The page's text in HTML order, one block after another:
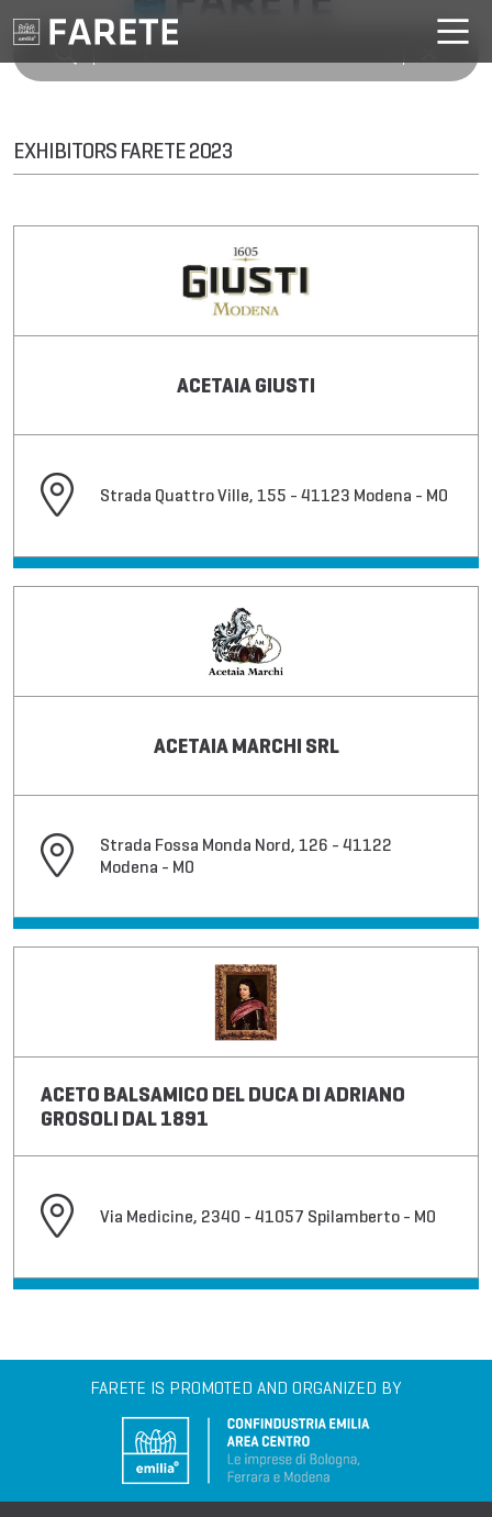
EXHIBITORS FARETE 2023
ACETAIA GIUSTI
Strada Quattro Ville, 155 - 41123 Modena - MO
ACETAIA MARCHI SRL
Strada Fossa Monda Nord, 126 - 41122
Modena - MO
ACETO BALSAMICO DEL DUCA DI ADRIANO
GROSOLI DAL 1891
Via Medicine, 2340 - 41057 Spilamberto - MO
FARETE IS PROMOTED AND ORGANIZED BY